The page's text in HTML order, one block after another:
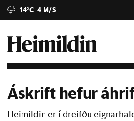
14°C 4 M/S
Áskrift hefur
Heimildin er í dreifðu